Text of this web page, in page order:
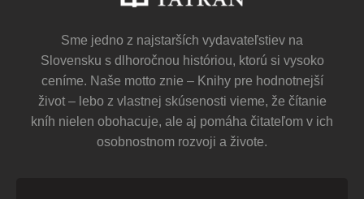
Sme jedno z najstarších vydavateľstiev na
Slovensku s dlhoročnou históriou, ktorú si vysoko
ceníme. Naše motto znie – Knihy pre hodnotnejší
život – lebo z vlastnej skúsenosti vieme, že čítanie
kníh nielen obohacuje, ale aj pomáha čitateľom v ich
osobnostnom rozvoji a živote.